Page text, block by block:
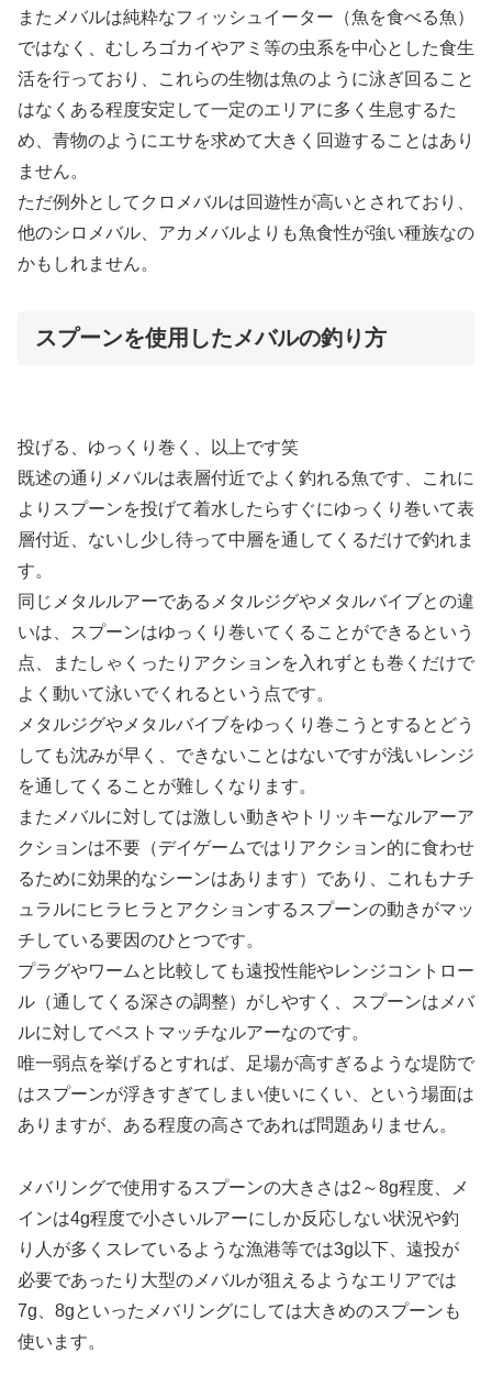
またメバルは純粋なフィッシュイーター（魚を食べる魚）
ではなく、むしろゴカイやアミ等の虫系を中心とした食生
活を行っており、これらの生物は魚のように泳ぎ回ること
はなくある程度安定して一定のエリアに多く生息するた
め、青物のようにエサを求めて大きく回遊することはあり
ません。
ただ例外としてクロメバルは回遊性が高いとされており、
他のシロメバル、アカメバルよりも魚食性が強い種族なの
かもしれません。
スプーンを使用したメバルの釣り方
投げる、ゆっくり巻く、以上です笑
既述の通りメバルは表層付近でよく釣れる魚です、これに
よりスプーンを投げて着水したらすぐにゆっくり巻いて表
層付近、ないし少し待って中層を通してくるだけで釣れま
す。
同じメタルルアーであるメタルジグやメタルバイブとの違
いは、スプーンはゆっくり巻いてくることができるという
点、またしゃくったりアクションを入れずとも巻くだけで
よく動いて泳いでくれるという点です。
メタルジグやメタルバイブをゆっくり巻こうとするとどう
しても沈みが早く、できないことはないですが浅いレンジ
を通してくることが難しくなります。
またメバルに対しては激しい動きやトリッキーなルアーア
クションは不要（デイゲームではリアクション的に食わせ
るために効果的なシーンはあります）であり、これもナチ
ュラルにヒラヒラとアクションするスプーンの動きがマッ
チしている要因のひとつです。
プラグやワームと比較しても遠投性能やレンジコントロー
ル（通してくる深さの調整）がしやすく、スプーンはメバ
ルに対してベストマッチなルアーなのです。
唯一弱点を挙げるとすれば、足場が高すぎるような堤防で
はスプーンが浮きすぎてしまい使いにくい、という場面は
ありますが、ある程度の高さであれば問題ありません。
メバリングで使用するスプーンの大きさは2～8g程度、メ
インは4g程度で小さいルアーにしか反応しない状況や釣
り人が多くスレているような漁港等では3g以下、遠投が
必要であったり大型のメバルが狙えるようなエリアでは
7g、8gといったメバリングにしては大きめのスプーンも
使います。